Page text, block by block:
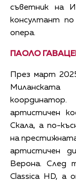
съветник на
консултант
опера.
ПАОЛО
През март
артистичен
Скала, а по-
на
артистичен
Верона. След
Classica HD, а